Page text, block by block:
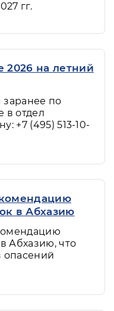
гг.
2026 на летний
по
в отдел
+7 (495) 513-10-
в Абхазию
Абхазию, что
опасений